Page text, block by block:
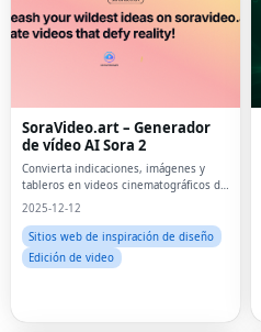
SoraVideo.art – Generador
de vídeo AI Sora 2
Convierta indicaciones, imágenes y
tableros en videos cinematográficos de
Sora 2.
2025-12-12
Sitios web de inspiración de diseño
Edición de video